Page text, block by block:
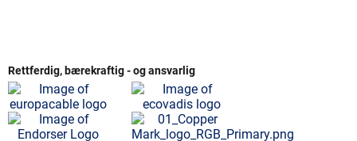
Rettferdig, bærekraftig - og ansvarlig